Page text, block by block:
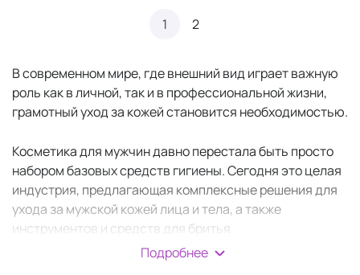
1 2
В современном мире, где внешний вид играет важную
роль как в личной, так и в профессиональной жизни,
грамотный уход за кожей становится необходимостью.
Косметика для мужчин давно перестала быть просто
набором базовых средств гигиены. Сегодня это целая
индустрия, предлагающая комплексные решения для
ухода за мужской кожей лица и тела, а также
инструментов и средств для бритья.
Подробнее